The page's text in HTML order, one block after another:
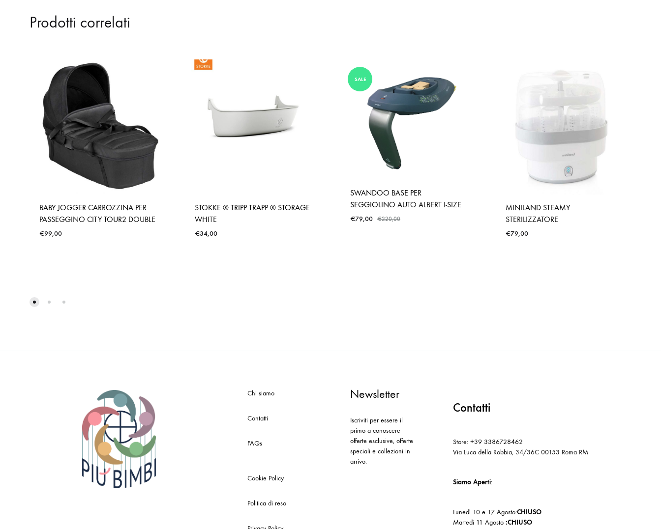
Prodotti correlati
BABY JOGGER CARROZZINA PER
PASSEGGINO CITY TOUR2 DOUBLE
€99,00
STOKKE ® TRIPP TRAPP ® STORAGE
WHITE
€34,00
SALE
SWANDOO BASE PER
SEGGIOLINO AUTO ALBERT I-SIZE
€79,00 €220,00
MINILAND STEAMY
STERILIZZATORE
€79,00
Chi siamo
Contatti
FAQs
Cookie Policy
Politica di reso
Newsletter
Iscriviti per essere il
primo a conoscere
offerte esclusive, offerte
speciali e collezioni in
arrivo.
Contatti
Store: +39 3386728462
Via Luca della Robbia, 34/36C 00153 Roma RM
Siamo Aperti:
Lunedì 10 e 17 Agosto:CHIUSO
Martedì 11 Agosto :CHIUSO